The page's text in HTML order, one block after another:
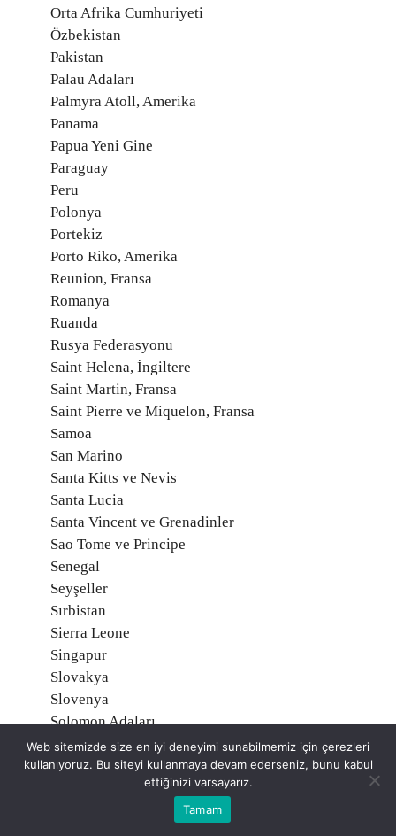
Orta Afrika Cumhuriyeti
Özbekistan
Pakistan
Palau Adaları
Palmyra Atoll, Amerika
Panama
Papua Yeni Gine
Paraguay
Peru
Polonya
Portekiz
Porto Riko, Amerika
Reunion, Fransa
Romanya
Ruanda
Rusya Federasyonu
Saint Helena, İngiltere
Saint Martin, Fransa
Saint Pierre ve Miquelon, Fransa
Samoa
San Marino
Santa Kitts ve Nevis
Santa Lucia
Santa Vincent ve Grenadinler
Sao Tome ve Principe
Senegal
Seyşeller
Sırbistan
Sierra Leone
Singapur
Slovakya
Slovenya
Solomon Adaları
Somali
Sri Lanka
Web sitemizde size en iyi deneyimi sunabilmemiz için çerezleri
kullanıyoruz. Bu siteyi kullanmaya devam ederseniz, bunu kabul
ettiğinizi varsayarız.
Tamam